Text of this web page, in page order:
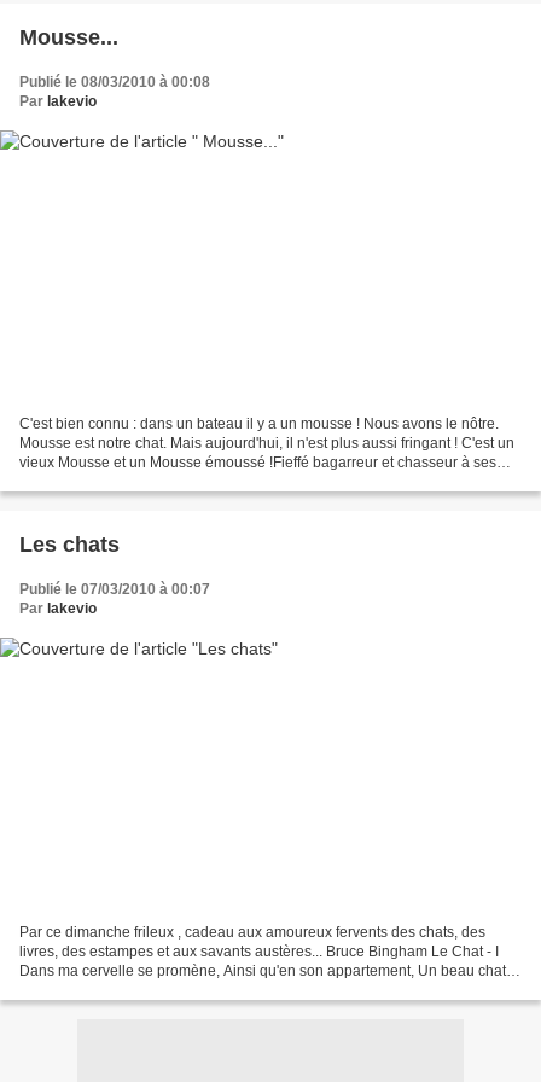
Mousse...
Publié le 08/03/2010 à 00:08
Par lakevio
C'est bien connu : dans un bateau il y a un mousse ! Nous avons le nôtre.
Mousse est notre chat. Mais aujourd'hui, il n'est plus aussi fringant ! C'est un
vieux Mousse et un Mousse émoussé !Fieffé bagarreur et chasseur à ses
Les chats
Publié le 07/03/2010 à 00:07
Par lakevio
Par ce dimanche frileux , cadeau aux amoureux fervents des chats, des
livres, des estampes et aux savants austères... Bruce Bingham Le Chat - I
Dans ma cervelle se promène, Ainsi qu'en son appartement, Un beau chat,